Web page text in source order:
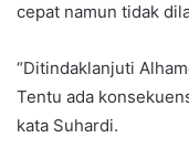
cepat namun tidak
“Ditindaklanjuti
Tentu ada
kata Suhardi.